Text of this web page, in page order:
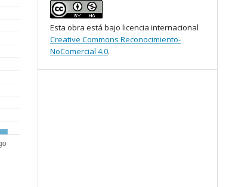
Esta obra está bajo licencia internacional
Creative Commons Reconocimiento-
NoComercial 4.0.